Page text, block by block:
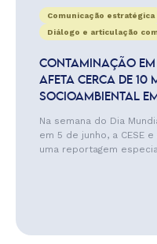
Comunicação estratégica
Diálogo e articulação
CONTAMINAÇÃO EM
AFETA CERCA DE 10
SOCIOAMBIENTAL
Na semana do Dia
em 5 de junho, a CESE
uma reportagem